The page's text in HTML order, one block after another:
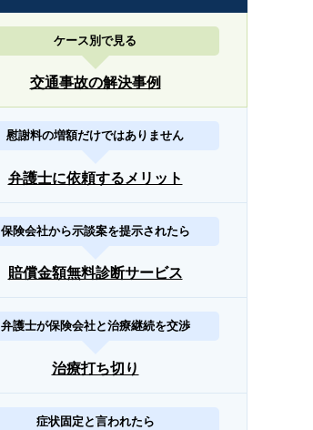
ケース別で見る
交通事故の解決事例
慰謝料の増額だけではありません
弁護士に依頼するメリット
保険会社から示談案を提示されたら
賠償金額無料診断サービス
弁護士が保険会社と治療継続を交渉
治療打ち切り
症状固定と言われたら